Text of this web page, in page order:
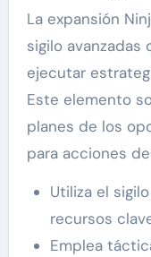
La expansión
sigilo avanzadas
ejecutar
Este elemento
planes de los
para acciones
Utiliza el
recursos
Emplea